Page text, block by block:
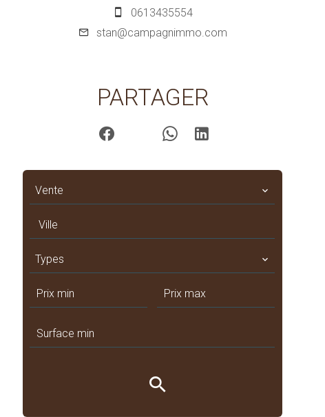
0613435554
stan@campagnimmo.com
PARTAGER
Vente
Ville
Types